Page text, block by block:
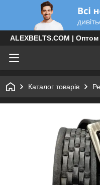
ALEXBELTS.COM |
Каталог товарів